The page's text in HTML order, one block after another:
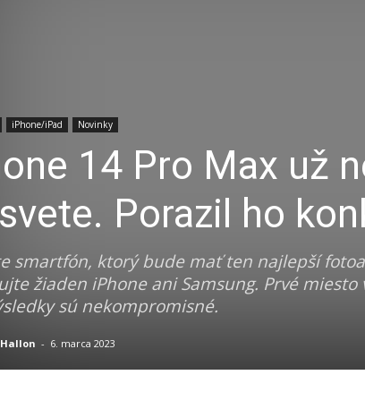
iPhone/iPad Novinky
14 Pro Max už
Porazil ho
smartfón, ktorý bude mať ten najlepší
žiaden iPhone ani Samsung. Prvé
sú nekompromisné.
- 6. marca 2023